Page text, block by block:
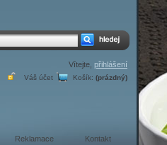
Vítejte, přihlášení
Košík: (prázdný)
Váš účet
Kontakt
Reklamace